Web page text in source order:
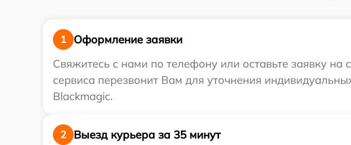
1
Оформление заявки
Свяжитесь с нами по телефону или оставьте заявку на
сервиса перезвонит Вам для уточнения
Blackmagic.
2
Выезд курьера за 35 минут